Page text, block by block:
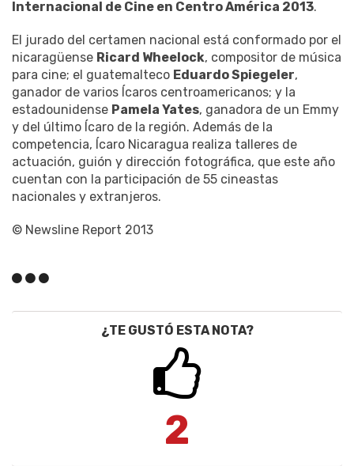
Internacional de Cine en Centro América 2013.
El jurado del certamen nacional está conformado por el
nicaragüense Ricard Wheelock, compositor de música
para cine; el guatemalteco Eduardo Spiegeler,
ganador de varios Ícaros centroamericanos; y la
estadounidense Pamela Yates, ganadora de un Emmy
y del último Ícaro de la región. Además de la
competencia, Ícaro Nicaragua realiza talleres de
actuación, guión y dirección fotográfica, que este año
cuentan con la participación de 55 cineastas
nacionales y extranjeros.
© Newsline Report 2013
¿TE GUSTÓ ESTA NOTA?
2